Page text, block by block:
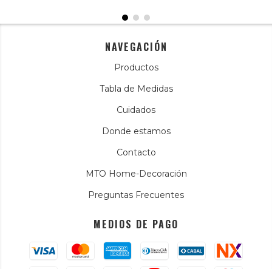
NAVEGACIÓN
Productos
Tabla de Medidas
Cuidados
Donde estamos
Contacto
MTO Home-Decoración
Preguntas Frecuentes
MEDIOS DE PAGO